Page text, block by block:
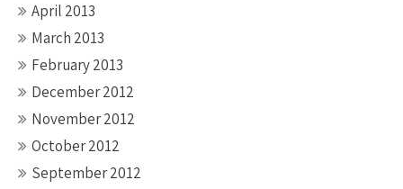
April 2013
March 2013
February 2013
December 2012
November 2012
October 2012
September 2012